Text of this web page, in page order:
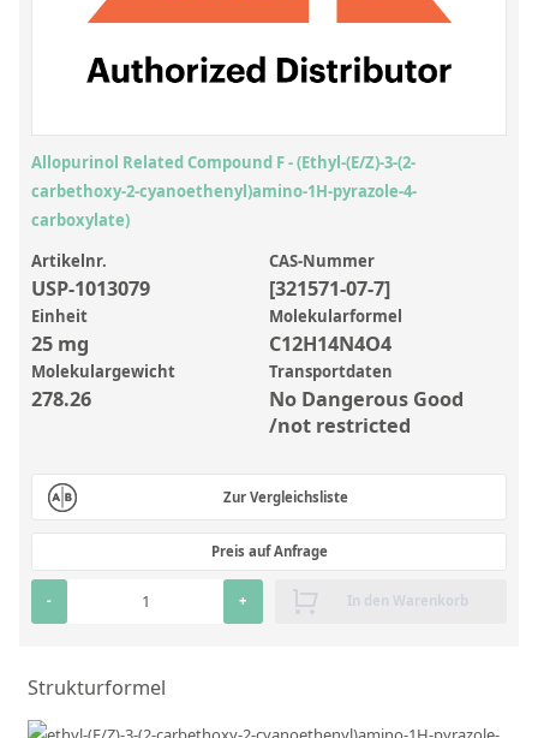
Sonstige Standards
Übersicht: Kundenspezifische Standards
Anorganische wässrige Kundenmischungen
Organische Analyten | Rückstandsanalytik
Elementstandards in Öl
Metallstandards | Setting Up Samples (SUS)
Kundenspezifische Polymerstandards
Pharmazeutische und organische Kundensynthesen
Kundenspezifische Partikelstandards
Presse und Aktuelles
Allopurinol Related Compound F - (Ethyl-(E/Z)-3-(2-
carbethoxy-2-cyanoethenyl)amino-1H-pyrazole-4-
carboxylate)
Artikelnr.
USP-1013079
CAS-Nummer
[321571-07-7]
Einheit
25 mg
Molekularformel
C12H14N4O4
Molekulargewicht
278.26
Transportdaten
No Dangerous Good
/not restricted
Zur Vergleichsliste
Preis auf Anfrage
- + In den Warenkorb
Strukturformel